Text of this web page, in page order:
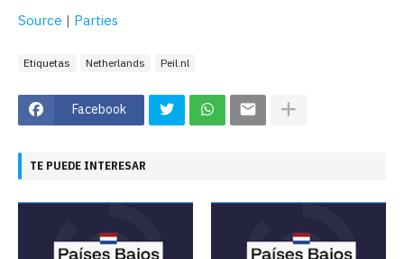
Source | Parties
Etiquetas Netherlands Peil.nl
Facebook
TE PUEDE INTERESAR